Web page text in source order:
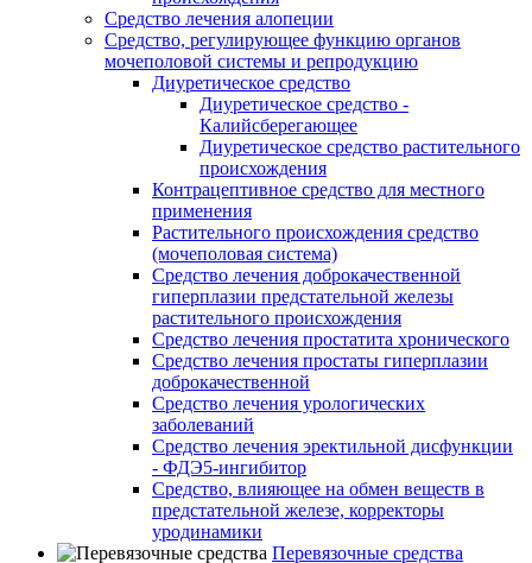
Средство лечения алопеции
Средство, регулирующее функцию органов
мочеполовой системы и репродукцию
Диуретическое средство
Диуретическое средство -
Калийсберегающее
Диуретическое средство растительного
происхождения
Контрацептивное средство для местного
применения
Растительного происхождения средство
(мочеполовая система)
Средство лечения доброкачественной
гиперплазии предстательной железы
растительного происхождения
Средство лечения простатита хронического
Средство лечения простаты гиперплазии
доброкачественной
Средство лечения урологических
заболеваний
Средство лечения эректильной дисфункции
- ФДЭ5-ингибитор
Средство, влияющее на обмен веществ в
предстательной железе, корректоры
уродинамики
Перевязочные средства